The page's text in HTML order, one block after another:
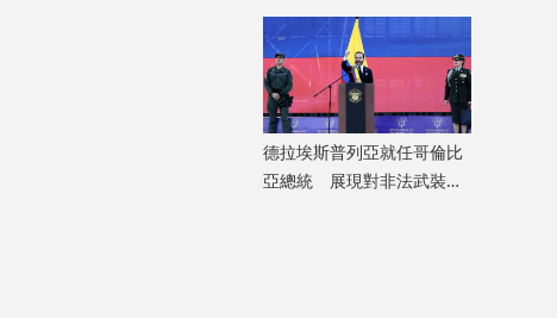
德拉埃斯普列亞就任哥倫比
亞總統 展現對非法武裝組